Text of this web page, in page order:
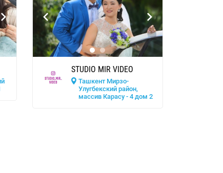
STUDIO MIR VIDEO
Ташкент Мирзо-
Улугбекский район,
массив Карасу - 4 дом 2